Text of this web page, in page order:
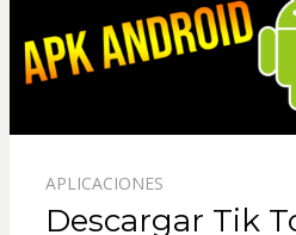
APLICACIONES
Descargar Tik